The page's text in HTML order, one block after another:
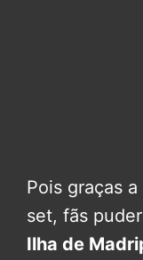
Pois graças
set, fãs
Ilha de